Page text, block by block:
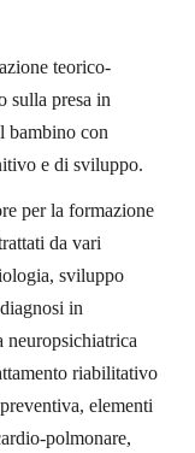
teorico-
sulla presa in
bambino con
e di sviluppo.
per la formazione
da vari
sviluppo
in
neuropsichiatrica
riabilitativo
elementi
polmonare,